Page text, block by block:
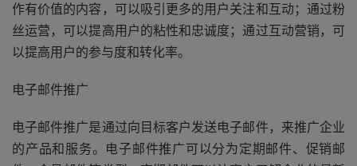
作有价值的内容，可以吸引更多的用户关注和互动；通过粉
丝运营，可以提高用户的粘性和忠诚度；通过互动营销，可
以提高用户的参与度和转化率。
电子邮件推广
电子邮件推广是通过向目标客户发送电子邮件，来推广企业
的产品和服务。电子邮件推广可以分为定期邮件、促销邮